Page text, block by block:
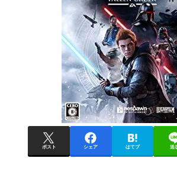
ポスト シェア はてブ 送